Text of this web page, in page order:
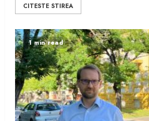
CITESTE STIREA
1 min read